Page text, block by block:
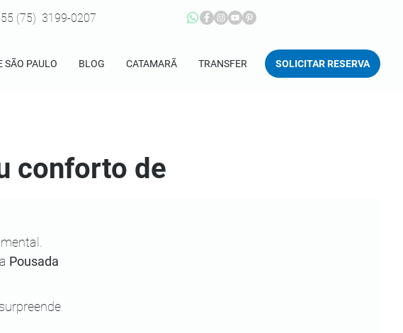
SÃO PAULO BLOG CATAMARÃ TRANSFER SOLICITAR RESERVA
(75) 3199-0207
Pousada
surpreende
conforto de